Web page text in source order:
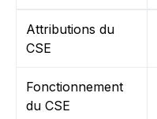
Attributions du
CSE
Fonctionnement
du CSE